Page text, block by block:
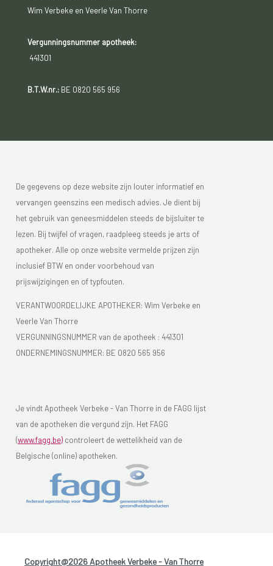
Wim Verbeke en Veerle Van Thorre
Vergunningsnummer apotheek:
441301
B.T.W.nr.:BE 0820 565 956
De gegevens op deze website zijn louter informatief en
vervangen geenszins een medisch advies. Je dient bij
het gebruik van geneesmiddelen steeds de bijsluiter te
lezen. Bij twijfel of vragen, raadpleeg steeds je arts of
apotheker. Alle op onze website vermelde prijzen zijn
inclusief BTW en onder voorbehoud van
prijswijzigingen en of typfouten.
VERANTWOORDELIJKE APOTHEKER: Wim Verbeke en
Veerle Van Thorre
VERGUNNINGSNUMMER van de apotheek : 441301
ONDERNEMINGSNUMMER: BE 0820 565 956
Je vindt Apotheek Verbeke - Van Thorre in de FAGG lijst
van de apotheken die vergund zijn. Het FAGG
(www.fagg.be) controleert de wettelikheid van de
Belgische (online) apotheken.
Copyright@2026 Apotheek Verbeke - Van Thorre